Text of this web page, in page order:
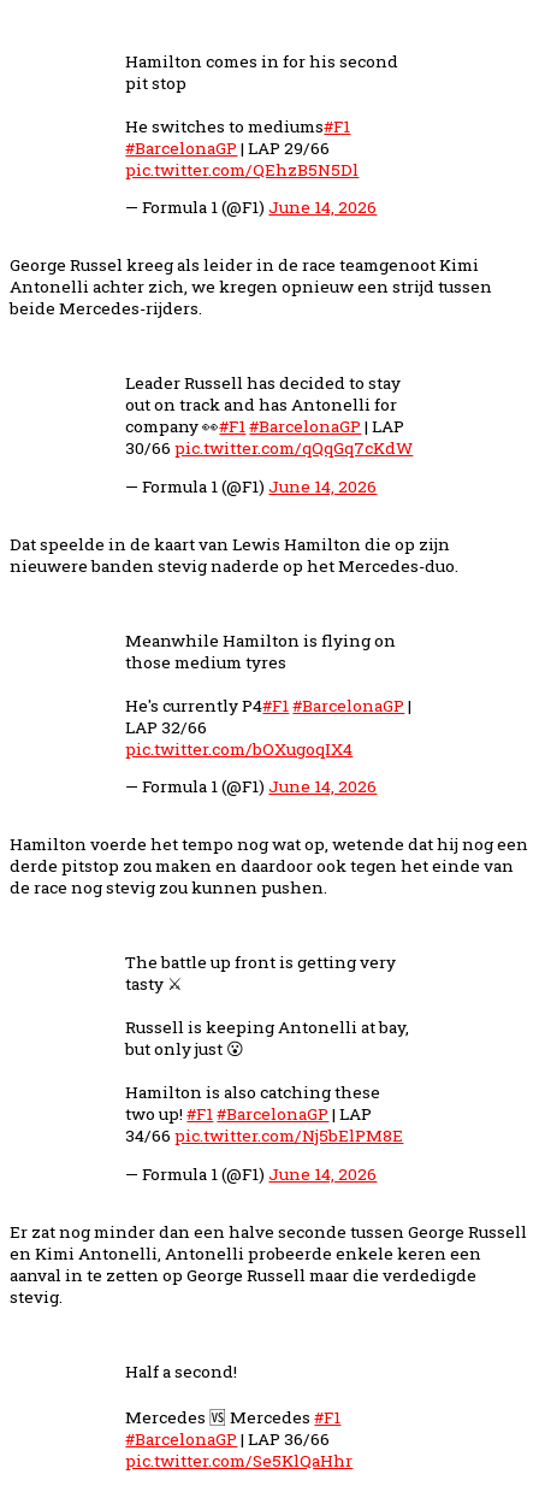
Hamilton comes in for his second
pit stop
He switches to mediums#F1
#BarcelonaGP | LAP 29/66
pic.twitter.com/QEhzB5N5Dl
— Formula 1 (@F1)June 14, 2026
George Russel kreeg als leider in de race teamgenoot Kimi
Antonelli achter zich, we kregen opnieuw een strijd tussen
beide Mercedes-rijders.
Leader Russell has decided to stay
out on track and has Antonelli for
company 👀#F1#BarcelonaGP | LAP
30/66pic.twitter.com/qQqGq7cKdW
— Formula 1 (@F1)June 14, 2026
Dat speelde in de kaart van Lewis Hamilton die op zijn
nieuwere banden stevig naderde op het Mercedes-duo.
Meanwhile Hamilton is flying on
those medium tyres
He's currently P4#F1 #BarcelonaGP |
LAP 32/66
pic.twitter.com/bOXugoqIX4
— Formula 1 (@F1)June 14, 2026
Hamilton voerde het tempo nog wat op, wetende dat hij nog een
derde pitstop zou maken en daardoor ook tegen het einde van
de race nog stevig zou kunnen pushen.
The battle up front is getting very
tasty ⚔️
Russell is keeping Antonelli at bay,
but only just 😮
Hamilton is also catching these
two up!#F1#BarcelonaGP | LAP
34/66pic.twitter.com/Nj5bElPM8E
— Formula 1 (@F1)June 14, 2026
Er zat nog minder dan een halve seconde tussen George Russell
en Kimi Antonelli, Antonelli probeerde enkele keren een
aanval in te zetten op George Russell maar die verdedigde
stevig.
Half a second!
Mercedes 🆚 Mercedes#F1
#BarcelonaGP | LAP 36/66
pic.twitter.com/Se5KlQaHhr